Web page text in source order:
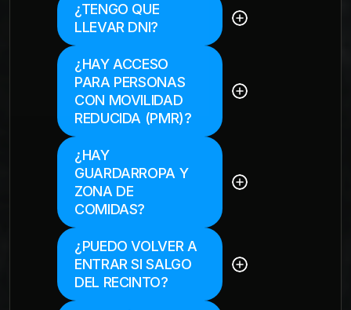
¿TENGO QUE
LLEVAR DNI?
Sí, el acceso es
exclusivo para
mayores de 18
años.
¿HAY ACCESO
PARA PERSONAS
CON MOVILIDAD
REDUCIDA (PMR)?
Sí, todo el recinto
está
completamente
adaptado para
personas con
movilidad reducida.
¿HAY
GUARDARROPA Y
ZONA DE
COMIDAS?
disponibilidad de
¿PUEDO VOLVER A
ENTRAR SI SALGO
DEL RECINTO?
No, una vez que
salgas del recinto,
no está permitido
volver a ingresar.